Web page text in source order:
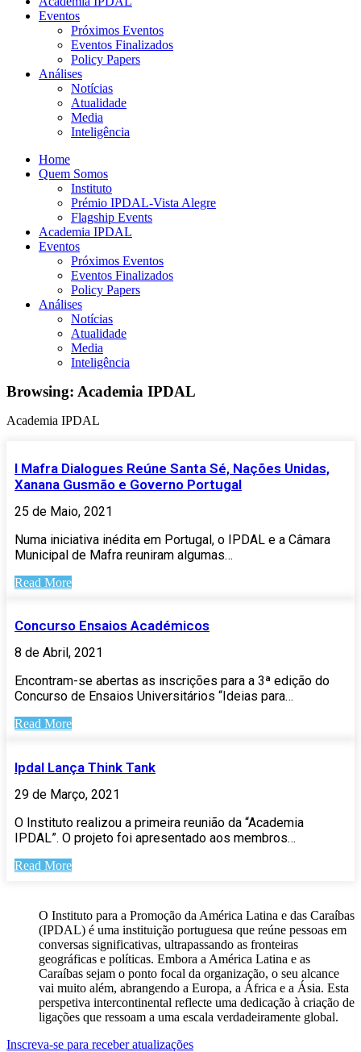
Eventos
Próximos Eventos
Eventos Finalizados
Policy Papers
Análises
Notícias
Atualidade
Media
Inteligência
Home
Quem Somos
Instituto
Prémio IPDAL-Vista Alegre
Flagship Events
Academia IPDAL
Eventos
Próximos Eventos
Eventos Finalizados
Policy Papers
Análises
Notícias
Atualidade
Media
Inteligência
Browsing: Academia IPDAL
Academia IPDAL
I Mafra Dialogues Reúne Santa Sé, Nações Unidas,
Xanana Gusmão e Governo Portugal
25 de Maio, 2021
Numa iniciativa inédita em Portugal, o IPDAL e a Câmara
Municipal de Mafra reuniram algumas…
Read More
Concurso Ensaios Académicos
8 de Abril, 2021
Encontram-se abertas as inscrições para a 3ª edição do
Concurso de Ensaios Universitários “Ideias para…
Read More
Ipdal Lança Think Tank
29 de Março, 2021
O Instituto realizou a primeira reunião da “Academia
IPDAL”. O projeto foi apresentado aos membros…
Read More
O Instituto para a Promoção da América Latina e das Caraíbas
(IPDAL) é uma instituição portuguesa que reúne pessoas em
conversas significativas, ultrapassando as fronteiras
geográficas e políticas. Embora a América Latina e as
Caraíbas sejam o ponto focal da organização, o seu alcance
vai muito além, abrangendo a Europa, a África e a Ásia. Esta
perspetiva intercontinental reflecte uma dedicação à criação de
ligações que ressoam a uma escala verdadeiramente global.
Inscreva-se para receber atualizações